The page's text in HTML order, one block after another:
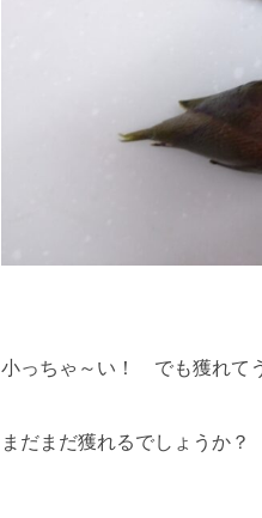
小っちゃ～い！ でも獲れて
まだまだ獲れるでしょうか？